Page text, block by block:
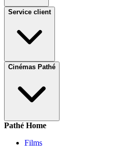
Service client
Cinémas Pathé
Pathé Home
Films